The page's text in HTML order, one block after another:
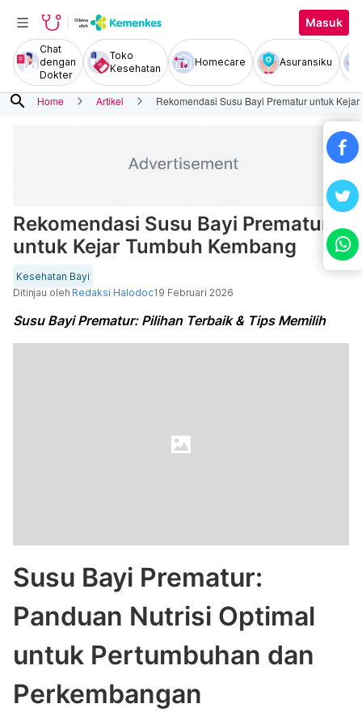
Masuk
Chat
dengan
Dokter
Toko
Kesehatan
Homecare Asuransiku
search Home Artikel Rekomendasi Susu Bayi Prematur untuk
Rekomendasi Susu Bayi Prematur
untuk Kejar Tumbuh Kembang
Kesehatan Bayi
Ditinjau oleh Redaksi Halodoc19 Februari 2026
Susu Bayi Prematur: Pilihan Terbaik & Tips Memilih
Susu Bayi Prematur:
Panduan Nutrisi Optimal
untuk Pertumbuhan dan
Perkembangan